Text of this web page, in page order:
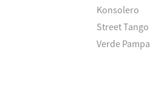
Konsolero
Street Tango
Verde Pampa